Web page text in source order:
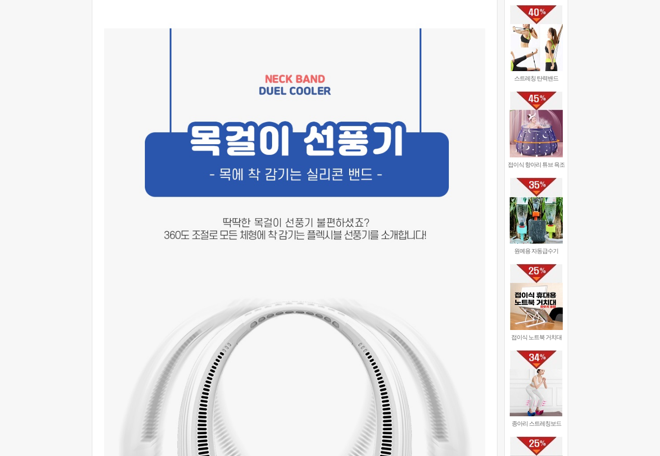
스트레칭 탄력밴드
접이식 항아리 튜브 욕조
원예용 자동급수기
접이식 노트북 거치대
종아리 스트레칭보드